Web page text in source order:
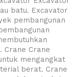
batu. Excavator
pembangunan
Crane Crane
mengangkat
berat. Crane